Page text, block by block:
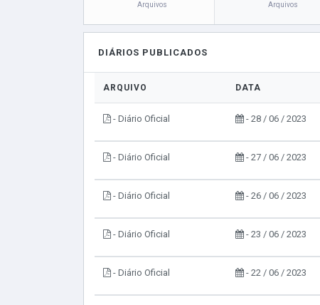
Arquivos Arquivos
DIÁRIOS PUBLICADOS
ARQUIVO DATA
- Diário Oficial - 28 / 06 / 2023
- Diário Oficial - 27 / 06 / 2023
- Diário Oficial - 26 / 06 / 2023
- Diário Oficial - 23 / 06 / 2023
- Diário Oficial - 22 / 06 / 2023